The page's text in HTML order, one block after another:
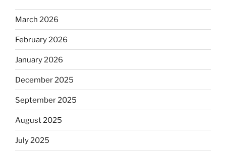
March 2026
February 2026
January 2026
December 2025
September 2025
August 2025
July 2025